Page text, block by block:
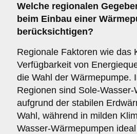
Welche regionalen
beim Einbau einer
berücksichtigen?
Regionale Faktoren wie das
Verfügbarkeit von
die Wahl der Wärmepumpe.
Regionen sind Sole-
aufgrund der stabilen
Wahl, während in milden
Wasser-Wärmepumpen